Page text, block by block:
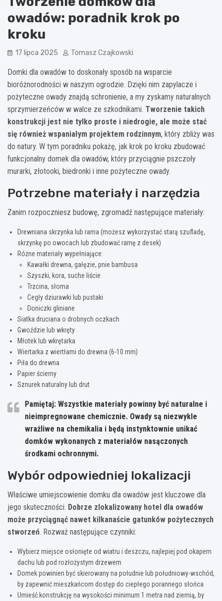
owadów: poradnik krok po
kroku
17 lipca 2025 Tomasz Czajkowski
Domki dla owadów to doskonały sposób na wsparcie
bioróżnorodności w naszym ogrodzie. Dzięki nim zapylacze i
pożyteczne owady znajdą schronienie, a my zyskamy naturalnych
sprzymierzeńców w walce ze szkodnikami. Tworzenie takich
konstrukcji jest nie tylko proste i niedrogie, ale może stać
się również wspaniałym projektem rodzinnym, który zbliży was
do natury. W tym poradniku pokażę, jak krok po kroku zbudować
funkcjonalny domek dla owadów, który przyciągnie pszczoły
murarki, złotooki, biedronki i inne pożyteczne owady.
Potrzebne materiały i narzędzia
Zanim rozpoczniesz budowę, zgromadź następujące materiały:
Drewniana skrzynka lub rama (możesz wykorzystać starą szufladę,
skrzynkę po owocach lub zbudować ramę z desek)
Różne materiały wypełniające:
Kawałki drewna, gałęzie, pnie bambusa
Szyszki, kora, suche liście
Trzcina, słoma
Cegły dziurawki lub pustaki
Doniczki gliniane
Siatka druciana o drobnych oczkach
Gwoździe lub wkręty
Młotek lub wkrętarka
Wiertarka z wiertłami do drewna (6-10 mm)
Piła do drewna
Papier ścierny
Sznurek naturalny lub drut
Pamiętaj: Wszystkie materiały powinny być naturalne i
nieimpregnowane chemicznie. Owady są niezwykle
wrażliwe na chemikalia i będą instynktownie unikać
domków wykonanych z materiałów nasączonych
środkami ochronnymi.
Wybór odpowiedniej lokalizacji
Właściwe umiejscowienie domku dla owadów jest kluczowe dla
jego skuteczności. Dobrze zlokalizowany hotel dla owadów
może przyciągnąć nawet kilkanaście gatunków pożytecznych
stworzeń. Rozważ następujące czynniki:
Wybierz miejsce osłonięte od wiatru i deszczu, najlepiej pod okapem
dachu lub pod rozłożystym drzewem
Domek powinien być skierowany na południe lub południowy-wschód,
by zapewnić mieszkańcom dostęp do ciepłego porannego słońca
Umieść konstrukcję na wysokości minimum 1 metra nad ziemią, by